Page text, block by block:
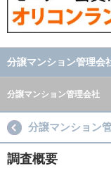
分譲マンション管理会
分譲マンション管理会社
分譲マンション
調査概要